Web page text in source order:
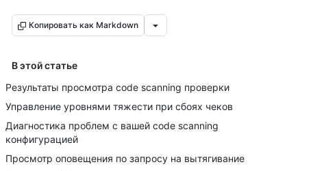
Копировать как Markdown
В этой статье
Результаты просмотра code scanning проверки
Управление уровнями тяжести при сбоях чеков
Диагностика проблем с вашей code scanning
конфигурацией
Просмотр оповещения по запросу на вытягивание